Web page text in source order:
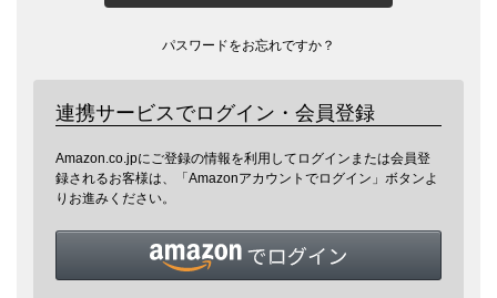
パスワードをお忘れですか？
連携サービスでログイン・会員登録
Amazon.co.jpにご登録の情報を利用してログインまたは会員登
録されるお客様は、「Amazonアカウントでログイン」ボタンよ
りお進みください。